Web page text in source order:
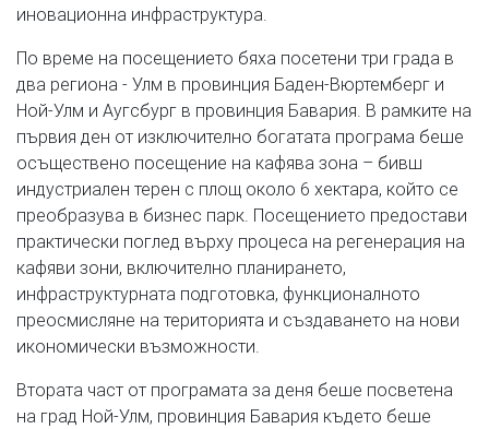
иновационна инфраструктура.
По време на посещението бяха посетени три града в
два региона - Улм в провинция Баден-Вюртемберг и
Ной-Улм и Аугсбург в провинция Бавария. В рамките на
първия ден от изключително богатата програма беше
осъществено посещение на кафява зона – бивш
индустриален терен с площ около 6 хектара, който се
преобразува в бизнес парк. Посещението предостави
практически поглед върху процеса на регенерация на
кафяви зони, включително планирането,
инфраструктурната подготовка, функционалното
преосмисляне на територията и създаването на нови
икономически възможности.
Втората част от програмата за деня беше посветена
на град Ной-Улм, провинция Бавария където беше